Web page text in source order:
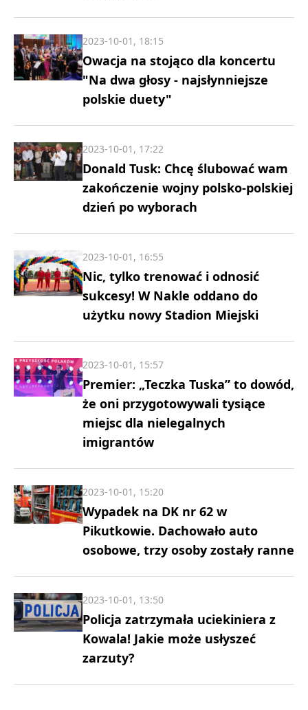
Owacja na stojąco dla koncertu
"Na dwa głosy - najsłynniejsze
polskie duety"
2023-10-01, 18:15
Donald Tusk: Chcę ślubować wam
zakończenie wojny polsko-polskiej
dzień po wyborach
2023-10-01, 17:22
Nic, tylko trenować i odnosić
sukcesy! W Nakle oddano do
użytku nowy Stadion Miejski
2023-10-01, 16:55
Premier: „Teczka Tuska” to dowód,
że oni przygotowywali tysiące
miejsc dla nielegalnych
imigrantów
2023-10-01, 15:57
Wypadek na DK nr 62 w
Pikutkowie. Dachowało auto
osobowe, trzy osoby zostały ranne
2023-10-01, 15:20
Policja zatrzymała uciekiniera z
Kowala! Jakie może usłyszeć
zarzuty?
2023-10-01, 13:50